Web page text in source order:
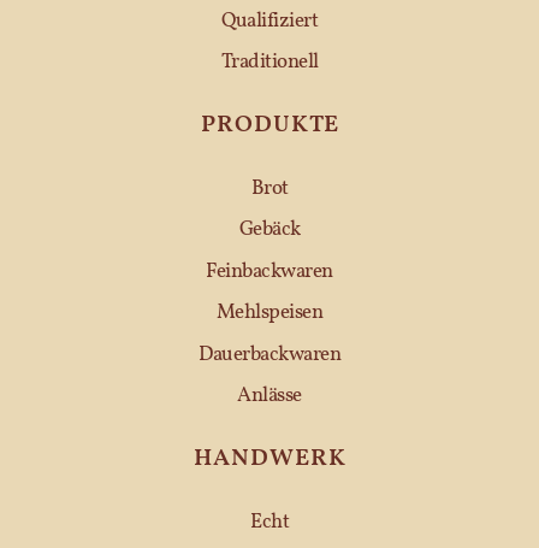
Qualifiziert
Traditionell
PRODUKTE
Brot
Gebäck
Feinbackwaren
Mehlspeisen
Dauerbackwaren
Anlässe
HANDWERK
Echt